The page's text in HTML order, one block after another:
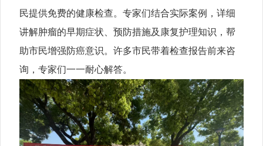
民提供免费的健康检查。专家们结合实际案例，详细
讲解肿瘤的早期症状、预防措施及康复护理知识，帮
助市民增强防癌意识。许多市民带着检查报告前来咨
询，专家们一一耐心解答。